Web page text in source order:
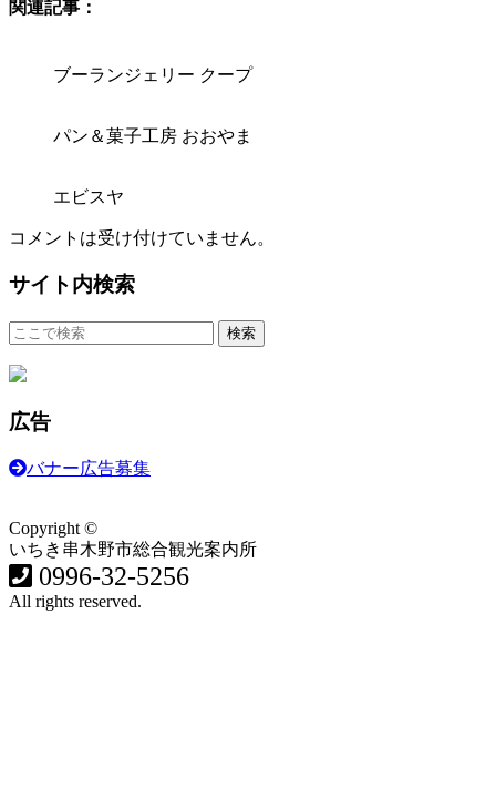
関連記事：
ブーランジェリー クープ
パン＆菓子工房 おおやま
エビスヤ
コメントは受け付けていません。
サイト内検索
広告
バナー広告募集
Copyright ©
いちき串木野市総合観光案内所
0996-32-5256
All rights reserved.